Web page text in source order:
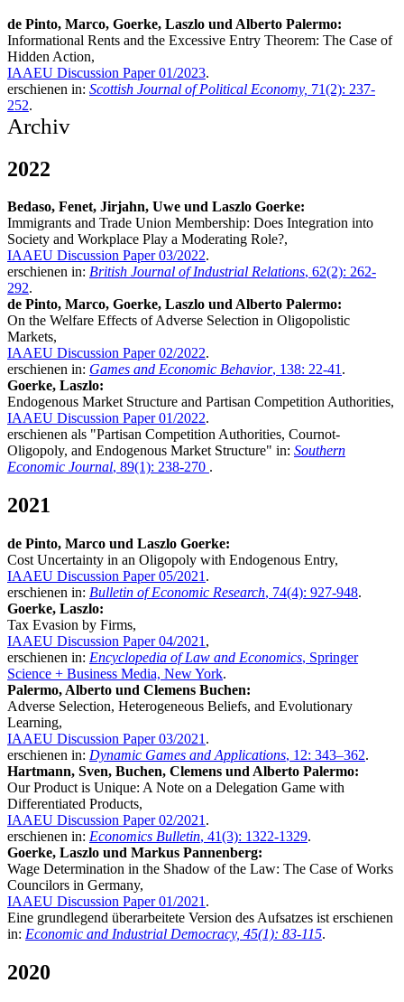
de Pinto, Marco, Goerke, Laszlo und Alberto Palermo:
Informational Rents and the Excessive Entry Theorem: The Case of
Hidden Action,
IAAEU Discussion Paper 01/2023.
erschienen in: Scottish Journal of Political Economy, 71(2): 237-
252.
Archiv
2022
Bedaso, Fenet, Jirjahn, Uwe und Laszlo Goerke:
Immigrants and Trade Union Membership: Does Integration into
Society and Workplace Play a Moderating Role?,
IAAEU Discussion Paper 03/2022.
erschienen in: British Journal of Industrial Relations, 62(2): 262-
292.
de Pinto, Marco, Goerke, Laszlo und Alberto Palermo:
On the Welfare Effects of Adverse Selection in Oligopolistic
Markets,
IAAEU Discussion Paper 02/2022.
erschienen in: Games and Economic Behavior, 138: 22-41.
Goerke, Laszlo:
Endogenous Market Structure and Partisan Competition Authorities,
IAAEU Discussion Paper 01/2022.
erschienen als "Partisan Competition Authorities, Cournot-
Oligopoly, and Endogenous Market Structure" in: Southern
Economic Journal, 89(1): 238-270 .
2021
de Pinto, Marco und Laszlo Goerke:
Cost Uncertainty in an Oligopoly with Endogenous Entry,
IAAEU Discussion Paper 05/2021 .
erschienen in: Bulletin of Economic Research, 74(4): 927-948.
Goerke, Laszlo:
Tax Evasion by Firms,
IAAEU Discussion Paper 04/2021 ,
erschienen in: Encyclopedia of Law and Economics, Springer
Science + Business Media, New York.
Palermo, Alberto und Clemens Buchen:
Adverse Selection, Heterogeneous Beliefs, and Evolutionary
Learning,
IAAEU Discussion Paper 03/2021 .
erschienen in: Dynamic Games and Applications, 12: 343–362.
Hartmann, Sven, Buchen, Clemens und Alberto Palermo:
Our Product is Unique: A Note on a Delegation Game with
Differentiated Products,
IAAEU Discussion Paper 02/2021 .
erschienen in: Economics Bulletin, 41(3): 1322-1329.
Goerke, Laszlo und Markus Pannenberg:
Wage Determination in the Shadow of the Law: The Case of Works
Councilors in Germany,
IAAEU Discussion Paper 01/2021 .
Eine grundlegend überarbeitete Version des Aufsatzes ist erschienen
in: Economic and Industrial Democracy, 45(1): 83-115.
2020